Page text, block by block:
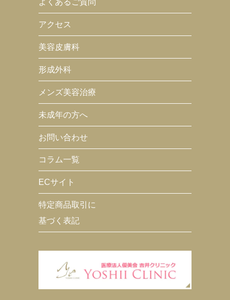
よくあるご質問
アクセス
美容皮膚科
形成外科
メンズ美容治療
未成年の方へ
お問い合わせ
コラム一覧
ECサイト
特定商品取引に
基づく表記